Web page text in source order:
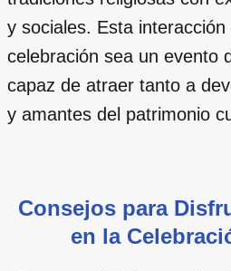
y sociales. Esta
celebración sea un evento
capaz de atraer tanto a
y amantes del patrimonio
Consejos para
en la